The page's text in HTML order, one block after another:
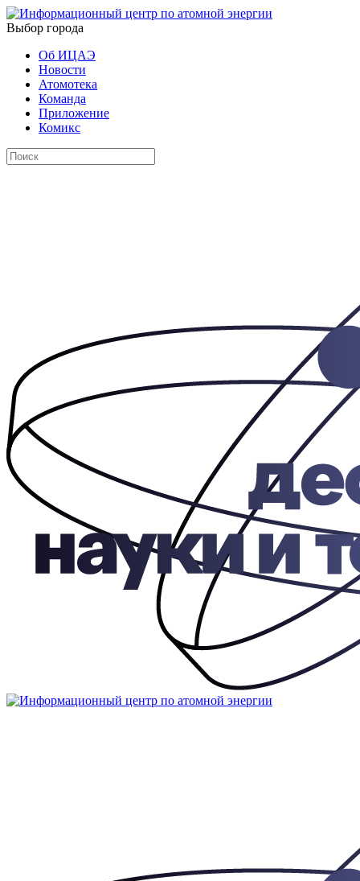
Выбор города
Об ИЦАЭ
Новости
Атомотека
Команда
Приложение
Комикс